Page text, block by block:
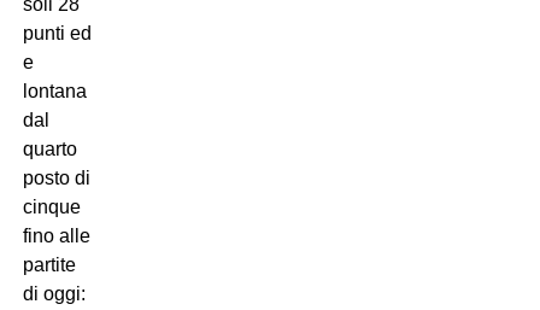
punti ed
e
lontana
dal
quarto
posto di
cinque
fino alle
partite
di oggi: